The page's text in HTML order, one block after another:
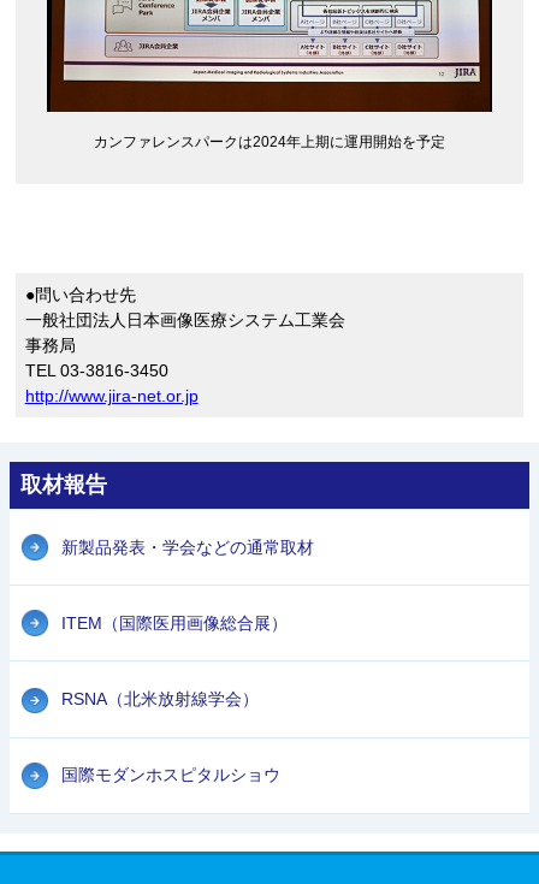
カンファレンスパークは2024年上期に運用開始を予定
●問い合わせ先
一般社団法人日本画像医療システム工業会
事務局
TEL 03-3816-3450
http://www.jira-net.or.jp
取材報告
新製品発表・学会などの通常取材
ITEM（国際医用画像総合展）
RSNA（北米放射線学会）
国際モダンホスピタルショウ